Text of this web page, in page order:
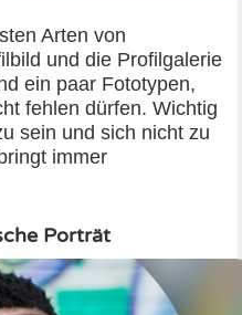
Weihnachtslieder aller Zeiten
Paare?
Arten von
und die Profilgalerie
ein paar Fototypen,
fehlen dürfen. Wichtig
sein und sich nicht zu
immer
Porträt